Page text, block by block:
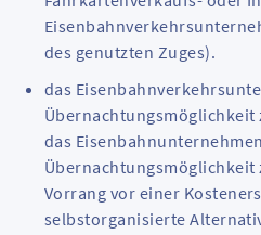
des genutzten Zuges).
das
Übernachtungsmöglichkeit
das
Übernachtungsmöglichkeit
Vorrang vor einer
selbstorganisierte